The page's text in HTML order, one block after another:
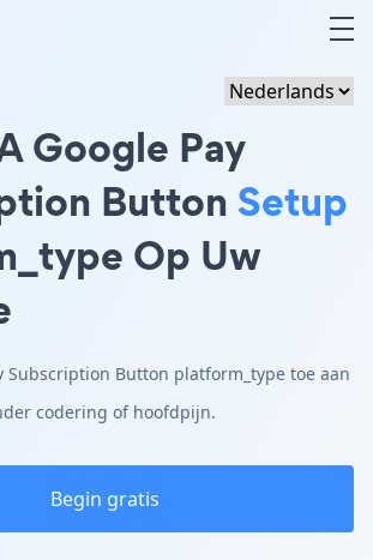
Google Pay
ButtonSetup
Op Uw
Subscription Button platform_type toe aan
codering of hoofdpijn.
Begin gratis